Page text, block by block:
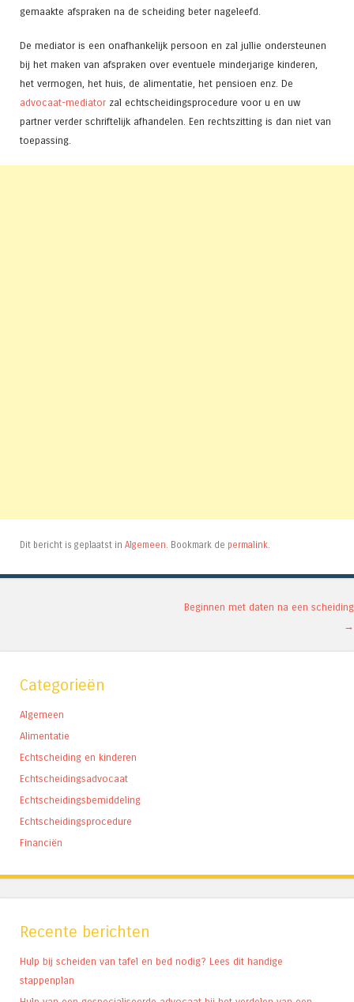
gemaakte afspraken na de scheiding beter nageleefd.
De mediator is een onafhankelijk persoon en zal jullie ondersteunen
bij het maken van afspraken over eventuele minderjarige kinderen,
het vermogen, het huis, de alimentatie, het pensioen enz. De
advocaat-mediator zal echtscheidingsprocedure voor u en uw
partner verder schriftelijk afhandelen. Een rechtszitting is dan niet van
toepassing.
Dit bericht is geplaatst in Algemeen. Bookmark de permalink.
Beginnen met daten na een scheiding
→
Categorieën
Algemeen
Alimentatie
Echtscheiding en kinderen
Echtscheidingsadvocaat
Echtscheidingsbemiddeling
Echtscheidingsprocedure
Financiën
Recente berichten
Hulp bij scheiden van tafel en bed nodig? Lees dit handige
stappenplan